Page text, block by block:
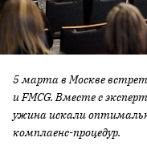
5 марта в Москве
и FMCG. Вместе с
ужина искали
комплаенс-процедур.